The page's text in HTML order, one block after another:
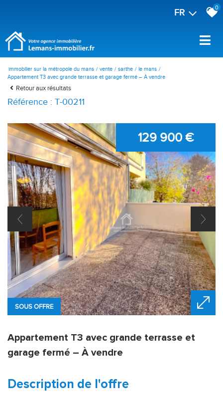
FR 0
immobilier sur la métropole du mans vente sarthe
le mans
Appartement T3 avec grande terrasse et garage fermé – À vendre
Retour aux résultats
Référence : T-00211
SOUS OFFRE
129 900 €
Appartement T3 avec grande terrasse et
garage fermé – À vendre
description de l'offre